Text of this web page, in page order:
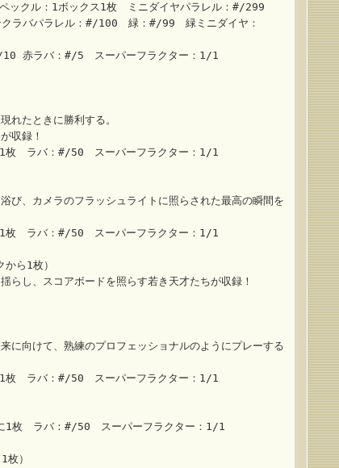
ックル：1ボックス1枚 ミニダイヤパラレル：#/299
バパラレル：#/100 緑：#/99 緑ミニダイヤ：
赤ラバ：#/5 スーパーフラクター：1/1
れたときに勝利する。
収録！
1枚 ラバ：#/50 スーパーフラクター：1/1
び、カメラのフラッシュライトに照らされた最高の瞬間を
1枚 ラバ：#/50 スーパーフラクター：1/1
ら1枚）
らし、スコアボードを照らす若き天才たちが収録！
に向けて、熟練のプロフェッショナルのようにプレーする
1枚 ラバ：#/50 スーパーフラクター：1/1
に1枚 ラバ：#/50 スーパーフラクター：1/1
）